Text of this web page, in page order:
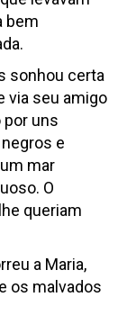
bem
sonhou certa
via seu amigo
por uns
e
mar
O
queriam
a Maria,
os malvados